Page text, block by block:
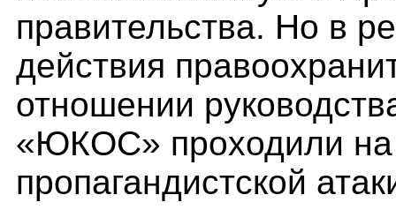
правительства. Но в
действия
отношении
«ЮКОС» проходили на
пропагандистской